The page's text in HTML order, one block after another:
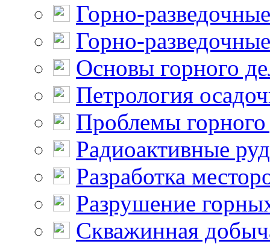
Горно-
Горно-
Основы горного
Петрология
Проблемы горного
Радиоактивные
Разработка
Разрушение
Скважинная